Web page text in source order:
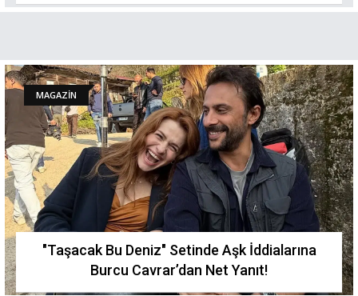
MAGAZİN
"Taşacak Bu Deniz" Setinde Aşk İddialarına
Burcu Cavrar’dan Net Yanıt!